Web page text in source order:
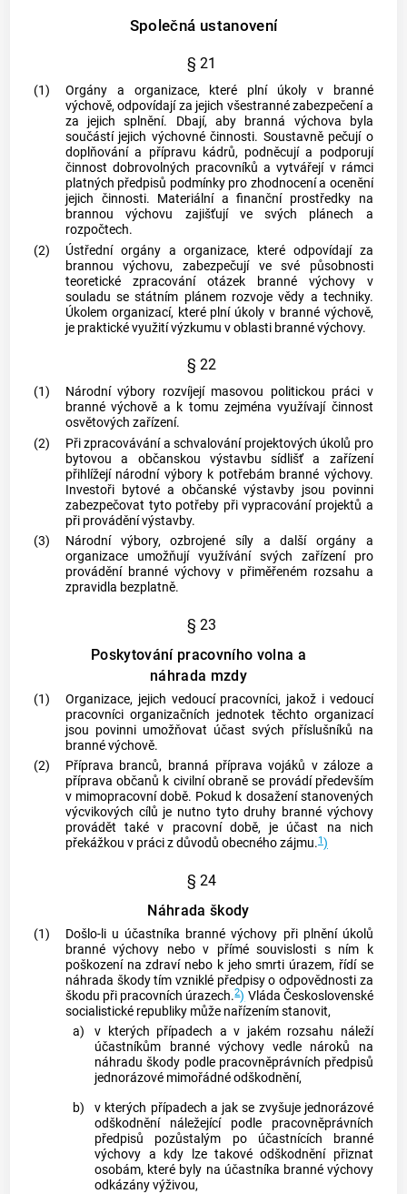
Společná ustanovení
§ 21
(1)
Orgány a organizace, které plní úkoly v branné
výchově, odpovídají za jejich všestranné zabezpečení a
za jejich splnění. Dbají, aby branná výchova byla
součástí jejich výchovné činnosti. Soustavně pečují o
doplňování a přípravu kádrů, podněcují a podporují
činnost dobrovolných pracovníků a vytvářejí v rámci
platných předpisů podmínky pro zhodnocení a ocenění
jejich činnosti. Materiální a finanční prostředky na
brannou výchovu zajišťují ve svých plánech a
rozpočtech.
(2)
Ústřední orgány a organizace, které odpovídají za
brannou výchovu, zabezpečují ve své působnosti
teoretické zpracování otázek branné výchovy v
souladu se státním plánem rozvoje vědy a techniky.
Úkolem organizací, které plní úkoly v branné výchově,
je praktické využití výzkumu v oblasti branné výchovy.
§ 22
(1)
Národní výbory rozvíjejí masovou politickou práci v
branné výchově a k tomu zejména využívají činnost
osvětových zařízení.
(2)
Při zpracovávání a schvalování projektových úkolů pro
bytovou a občanskou výstavbu sídlišť a zařízení
přihlížejí národní výbory k potřebám branné výchovy.
Investoři bytové a občanské výstavby jsou povinni
zabezpečovat tyto potřeby při vypracování projektů a
při provádění výstavby.
(3)
Národní výbory, ozbrojené síly a další orgány a
organizace umožňují využívání svých zařízení pro
provádění branné výchovy v přiměřeném rozsahu a
zpravidla bezplatně.
§ 23
Poskytování pracovního volna a
náhrada mzdy
(1)
Organizace, jejich vedoucí pracovníci, jakož i vedoucí
pracovníci organizačních jednotek těchto organizací
jsou povinni umožňovat účast svých příslušníků na
branné výchově.
(2)
Příprava branců, branná příprava vojáků v záloze a
příprava občanů k civilní obraně se provádí především
v mimopracovní době. Pokud k dosažení stanovených
výcvikových cílů je nutno tyto druhy branné výchovy
provádět také v pracovní době, je účast na nich
překážkou v práci z důvodů obecného zájmu.1)
§ 24
Náhrada škody
(1)
Došlo-li u účastníka branné výchovy při plnění úkolů
branné výchovy nebo v přímé souvislosti s ním k
poškození na zdraví nebo k jeho smrti úrazem, řídí se
náhrada škody tím vzniklé předpisy o odpovědnosti za
škodu při pracovních úrazech.2) Vláda Československé
socialistické republiky může nařízením stanovit,
a)
v kterých případech a v jakém rozsahu náleží
účastníkům branné výchovy vedle nároků na
náhradu škody podle pracovněprávních předpisů
jednorázové mimořádné odškodnění,
b)
v kterých případech a jak se zvyšuje jednorázové
odškodnění náležející podle pracovněprávních
předpisů pozůstalým po účastnících branné
výchovy a kdy lze takové odškodnění přiznat
osobám, které byly na účastníka branné výchovy
odkázány výživou,